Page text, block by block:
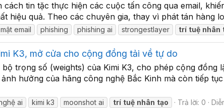
tin tặc thực hiện các cuộc tấn công qua email,
hiệu quả. Theo các chuyên gia, thay vì phát tán hàng
email phishing phishing ai strongestlayer trí tuệ nhân
K3, mở cửa cho cộng đồng tải về tự do
trọng số (weights) của Kimi K3, cho phép cộng đồng
hưởng của hãng công nghệ Bắc Kinh mà còn tiếp
ai kimi k3 moonshot ai trí tuệ nhân tạo Trả lời: 0